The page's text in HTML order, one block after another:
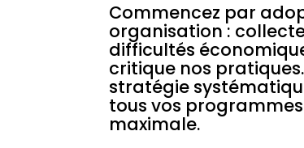
Commencez par
organisation :
difficultés
critique nos
stratégie
tous vos
maximale.